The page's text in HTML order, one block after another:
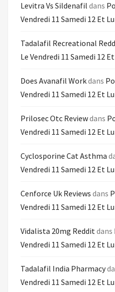
Levitra Vs Sildenafil dans
Vendredi 11 Samedi 12 Et
Tadalafil Recreational
Le Vendredi 11 Samedi 12
Does Avanafil Workdans
Vendredi 11 Samedi 12 Et
Prilosec Otc Reviewdans
Vendredi 11 Samedi 12 Et
Cyclosporine Cat Asthma
Vendredi 11 Samedi 12 Et
Cenforce Uk Reviews dans
Vendredi 11 Samedi 12 Et
Vidalista 20mg Redditdans
Vendredi 11 Samedi 12 Et
Tadalafil India Pharmacy
Vendredi 11 Samedi 12 Et